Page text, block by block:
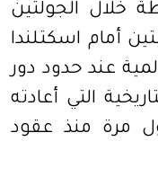
خلال الجولتين
أمام اسكتلندا
عند حدود دور
التي أعادته
مرة منذ عقود